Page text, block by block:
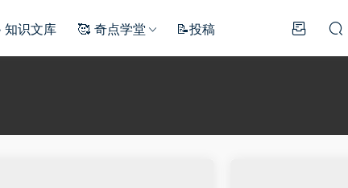
知识文库 🥰 奇点学堂 📝投稿